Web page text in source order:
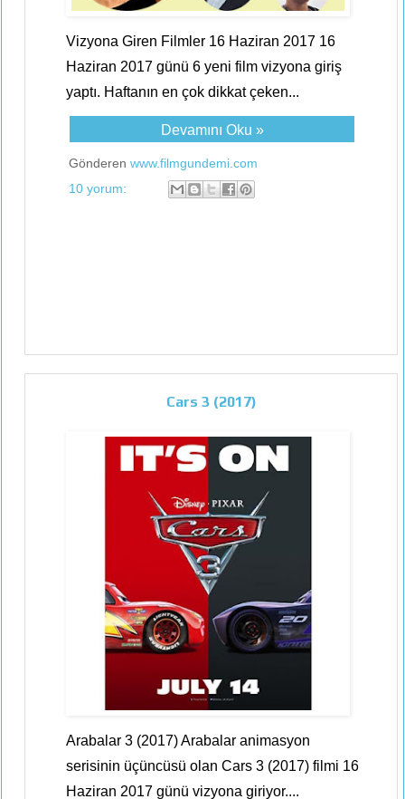
Vizyona Giren Filmler 16 Haziran 2017 16
Haziran 2017 günü 6 yeni film vizyona giriş
yaptı. Haftanın en çok dikkat çeken...
Devamını Oku »
Gönderen www.filmgundemi.com
10 yorum:
Cars 3 (2017)
Arabalar 3 (2017) Arabalar animasyon
serisinin üçüncüsü olan Cars 3 (2017) filmi 16
Haziran 2017 günü vizyona giriyor....